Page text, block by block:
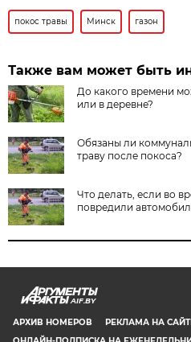
покос травы Минск газон
Также вам может быть
До какого времени
или в деревне?
Обязаны ли
траву после покоса?
Что делать, если во
повредили
AIF.BY
АРХИВ НОМЕРОВ РЕКЛАМА НА